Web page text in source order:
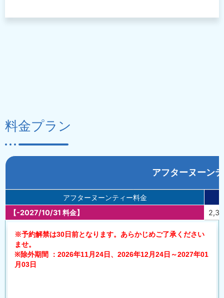
料金プラン
アフターヌーン
アフターヌーンティー料金
【-2027/10/31 料金】
※予約解禁は30日前となります。あらかじめご了承ください
ませ。
※除外期間 ：2026年11月24日、2026年12月24日～2027年01
月03日